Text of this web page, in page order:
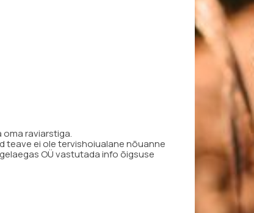
raviarstiga.
teave ei ole tervishoiualane nõuanne
OÜ vastutada info õigsuse